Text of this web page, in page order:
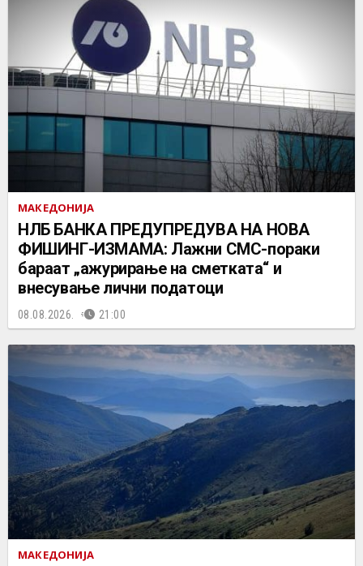
МАКЕДОНИЈА
НЛБ БАНКА ПРЕДУПРЕДУВА НА НОВА
ФИШИНГ-ИЗМАМА: Лажни СМС-пораки
бараат „ажурирање на сметката“ и
внесување лични податоци
08.08.2026. 21:00
МАКЕДОНИЈА